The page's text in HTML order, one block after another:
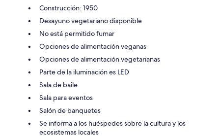
Construcción: 1950
Desayuno vegetariano disponible
No está permitido fumar
Opciones de alimentación veganas
Opciones de alimentación vegetarianas
Parte de la iluminación es LED
Sala de baile
Sala para eventos
Salón de banquetes
Se informa a los huéspedes sobre la cultura y los
ecosistemas locales